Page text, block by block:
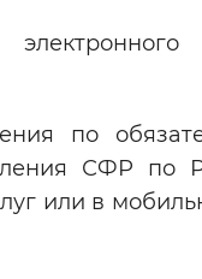
по
СФР по
или в